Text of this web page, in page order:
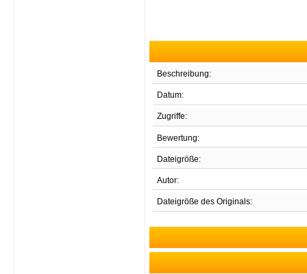
Beschreibung:
Datum:
Zugriffe:
Bewertung:
Dateigröße:
Autor:
Dateigröße des Originals: